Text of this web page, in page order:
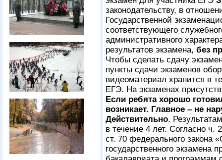
законодательству, в
Государственной
соответствующего
административного
результатов экзамена, без
Чтобы сделать сдачу
пункты сдачи экзаменов
видеоматериал хранится в
ЕГЭ. На экзаменах
Если ребята хорошо
возникает. Главное – не
Действительно.
в течение 4 лет. Согласно ч. 2
ст. 70 федерального закона
государственного экзамена